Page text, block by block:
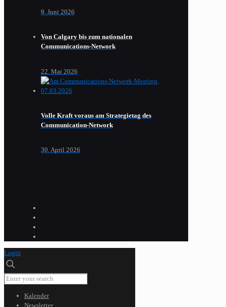
9. Juni 2026
Von Calgary bis zum nationalen
Communications-Network
22. Mai 2026
Volle Kraft voraus am Strategietag des
Communication-Network
30. April 2026
Login
Kalender
Newsletter